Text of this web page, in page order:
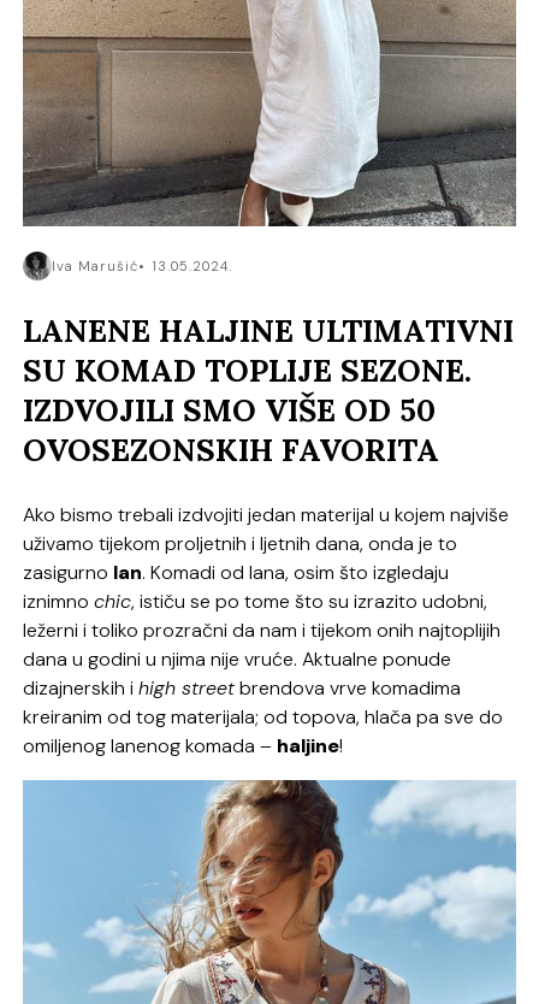
Iva Marušić 13.05.2024.
LANENE HALJINE ULTIMATIVNI
SU KOMAD TOPLIJE SEZONE.
IZDVOJILI SMO VIŠE OD 50
OVOSEZONSKIH FAVORITA
Ako bismo trebali izdvojiti jedan materijal u kojem najviše
uživamo tijekom proljetnih i ljetnih dana, onda je to
zasigurno lan. Komadi od lana, osim što izgledaju
iznimnochic, ističu se po tome što su izrazito udobni,
ležerni i toliko prozračni da nam i tijekom onih najtoplijih
dana u godini u njima nije vruće. Aktualne ponude
dizajnerskih ihigh streetbrendova vrve komadima
kreiranim od tog materijala; od topova, hlača pa sve do
omiljenog lanenog komada – haljine!